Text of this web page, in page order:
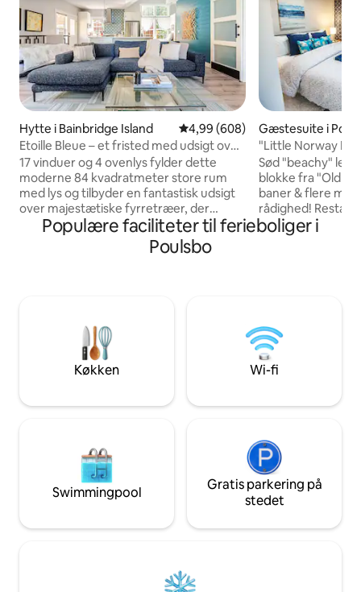
Hytte i Bainbridge Island 4,99 ud af 5 i gennemsnitlig
4,99 (608)
Etoille Bleue – et fristed med udsigt over
vandet og sauna
17 vinduer og 4 ovenlys fylder dette
moderne 84 kvadratmeter store rum
med lys og tilbyder en fantastisk udsigt
over majestætiske fyrretræer, der
rammer vandet. Nyd en 2 minutters
gåtur til stranden og 10 minutters gåtur
udstyret køkken med stor øbar,
gaskomfur, dobbeltovn og
køleskab/fryser i fuld størrelse. Pak let!
Udstyret med
Gæstesuite i
"Little Norway
den gamle bydel
Sød "beachy"
blokke fra "Old
baner & flere
rådighed!
museer, bageri,
nærheden, alt
opvaskemaskine.
vaskemaskine/
terrassebord og
fresco.
Populære faciliteter til ferieboliger i
Poulsbo
Køkken Wi-fi
Swimmingpool
Gratis parkering på
stedet